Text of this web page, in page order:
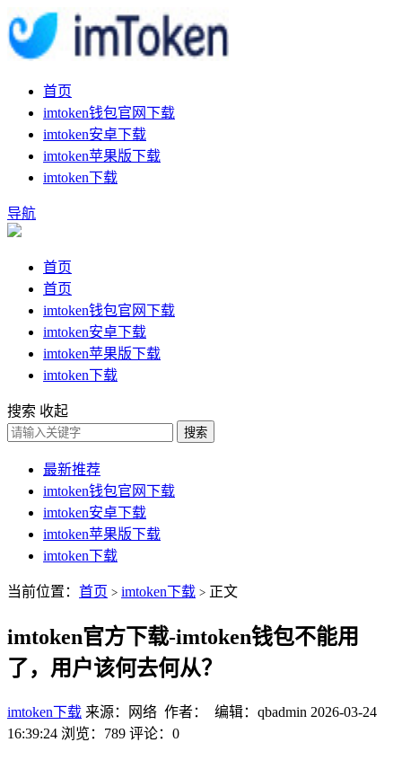
首页
imtoken钱包官网下载
imtoken安卓下载
imtoken苹果版下载
imtoken下载
导航
首页
首页
imtoken钱包官网下载
imtoken安卓下载
imtoken苹果版下载
imtoken下载
搜索 收起
搜索
最新推荐
imtoken钱包官网下载
imtoken安卓下载
imtoken苹果版下载
imtoken下载
当前位置： 首页 > imtoken下载 > 正文
imtoken官方下载-imtoken钱包不能用
了，用户该何去何从？
imtoken下载 来源：网络 作者： 编辑：qbadmin 2026-03-24
16:39:24 浏览：789 评论：0